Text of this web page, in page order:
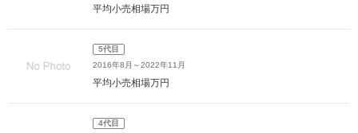
平均小売相場万円
5代目
2016年8月～2022年11月
平均小売相場万円
4代目